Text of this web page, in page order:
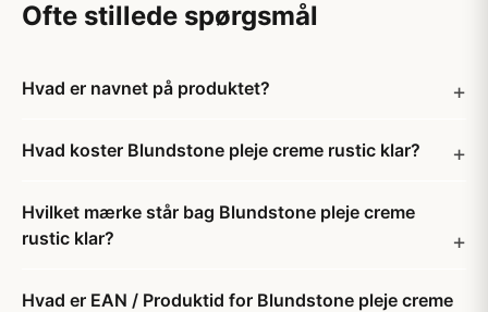
Ofte stillede spørgsmål
Hvad er navnet på produktet?
Hvad koster Blundstone pleje creme rustic klar?
Hvilket mærke står bag Blundstone pleje creme
rustic klar?
Hvad er EAN / Produktid for Blundstone pleje creme